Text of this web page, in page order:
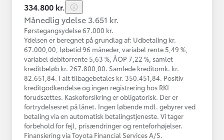
334.800 kr.
Månedlig ydelse 3.651 kr.
Førstegangsydelse 67.000 kr.
Ydelsen er beregnet på grundlag af: Udbetaling kr.
67.000,00, løbetid 96 måneder, variabel rente 5,49 %,
variabel debitorrente 5,63 %, ÅOP 7,22 %, samlet
kreditbeløb kr. 267.800,00. Samlede kreditomk. kr.
82.651,84. I alt tilbagebetales kr. 350.451,84. Positiv
kreditgodkendelse og ingen registrering hos RKI
forudsættes. Kaskoforsikring er obligatorisk. Der er
fortrydelsesret på lånet. Ingen løbende mdl. gebyrer ved
betaling via en automatisk betalingstjeneste. Vi tager
forbehold for fejl, prisændringer og renteforhøjelser.
Finansiering via Toyota Financial Services A/S.